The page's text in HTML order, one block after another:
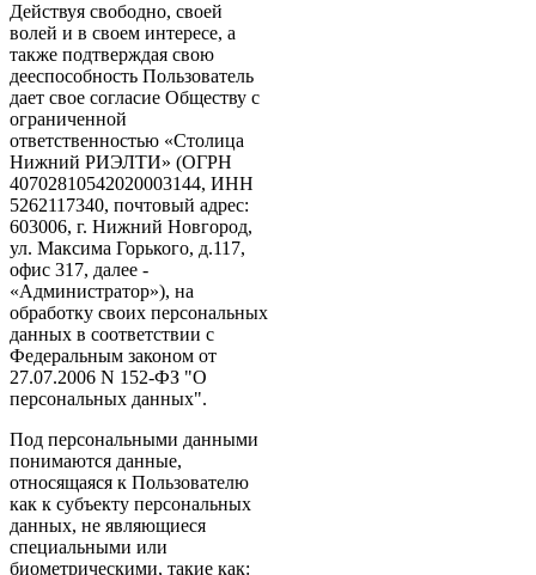
Действуя свободно, своей
волей и в своем интересе, а
также подтверждая свою
дееспособность Пользователь
дает свое согласие Обществу с
ограниченной
ответственностью «Столица
Нижний РИЭЛТИ» (ОГРН
40702810542020003144, ИНН
5262117340, почтовый адрес:
603006, г. Нижний Новгород,
ул. Максима Горького, д.117,
офис 317, далее -
«Администратор»), на
обработку своих персональных
данных в соответствии с
Федеральным законом от
27.07.2006 N 152-ФЗ "О
персональных данных".
Под персональными данными
понимаются данные,
относящаяся к Пользователю
как к субъекту персональных
данных, не являющиеся
специальными или
биометрическими, такие как: